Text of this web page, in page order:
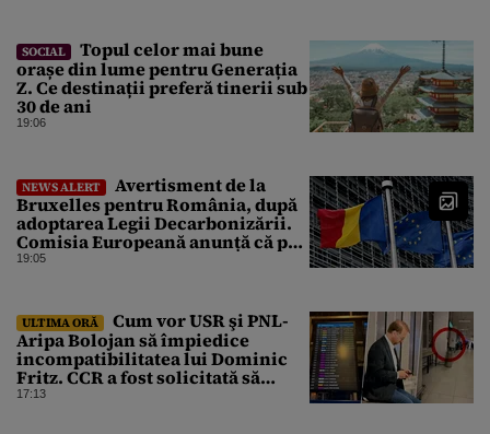
SOCIAL
Topul celor mai bune
orașe din lume pentru Generația
Z. Ce destinații preferă tinerii sub
30 de ani
19:06
NEWS ALERT
Avertisment de la
Bruxelles pentru România, după
adoptarea Legii Decarbonizării.
Comisia Europeană anunță că pot
fi „consecințe financiare”
19:05
ULTIMA ORĂ
Cum vor USR şi PNL-
Aripa Bolojan să împiedice
incompatibilitatea lui Dominic
Fritz. CCR a fost solicitată să
intervină
17:13